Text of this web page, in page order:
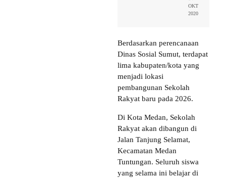
OKT
2020
Berdasarkan perencanaan
Dinas Sosial Sumut, terdapat
lima kabupaten/kota yang
menjadi lokasi
pembangunan Sekolah
Rakyat baru pada 2026.
Di Kota Medan, Sekolah
Rakyat akan dibangun di
Jalan Tanjung Selamat,
Kecamatan Medan
Tuntungan. Seluruh siswa
yang selama ini belajar di